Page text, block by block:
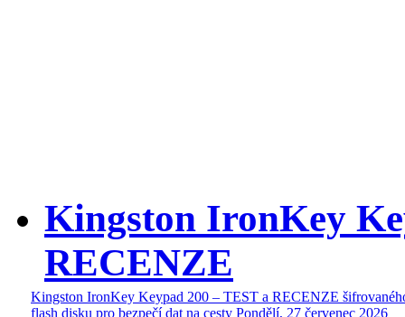
Kingston IronKey
RECENZE
Kingston IronKey Keypad 200 – TEST a RECENZE
flash disku pro bezpečí dat na cesty Pondělí, 27 červenec 2026